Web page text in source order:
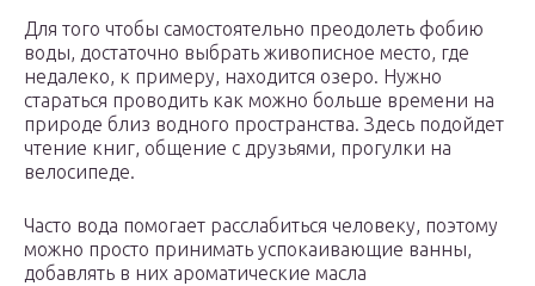
Для того чтобы самостоятельно преодолеть фобию
воды, достаточно выбрать живописное место, где
недалеко, к примеру, находится озеро. Нужно
стараться проводить как можно больше времени на
природе близ водного пространства. Здесь подойдет
чтение книг, общение с друзьями, прогулки на
велосипеде.
Часто вода помогает расслабиться человеку, поэтому
можно просто принимать успокаивающие ванны,
добавлять в них ароматические масла